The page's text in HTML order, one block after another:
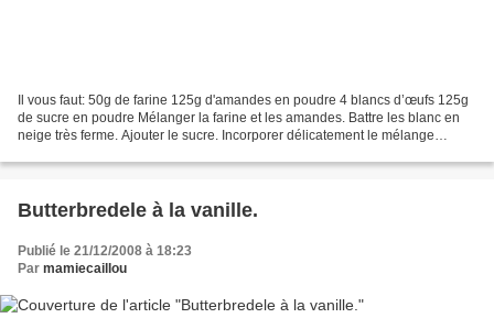
Il vous faut: 50g de farine 125g d'amandes en poudre 4 blancs d’œufs 125g
de sucre en poudre Mélanger la farine et les amandes. Battre les blanc en
neige très ferme. Ajouter le sucre. Incorporer délicatement le mélange
Butterbredele à la vanille.
Publié le 21/12/2008 à 18:23
Par mamiecaillou